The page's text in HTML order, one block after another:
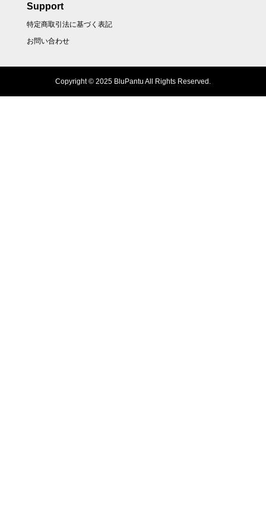
Support
特定商取引法に基づく表記
お問い合わせ
Copyright © 2025 BluPantu All Rights Reserved.